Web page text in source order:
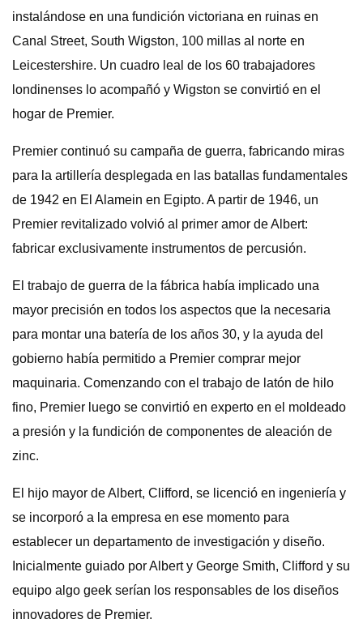
instalándose en una fundición victoriana en ruinas en
Canal Street, South Wigston, 100 millas al norte en
Leicestershire. Un cuadro leal de los 60 trabajadores
londinenses lo acompañó y Wigston se convirtió en el
hogar de Premier.
Premier continuó su campaña de guerra, fabricando miras
para la artillería desplegada en las batallas fundamentales
de 1942 en El Alamein en Egipto. A partir de 1946, un
Premier revitalizado volvió al primer amor de Albert:
fabricar exclusivamente instrumentos de percusión.
El trabajo de guerra de la fábrica había implicado una
mayor precisión en todos los aspectos que la necesaria
para montar una batería de los años 30, y la ayuda del
gobierno había permitido a Premier comprar mejor
maquinaria. Comenzando con el trabajo de latón de hilo
fino, Premier luego se convirtió en experto en el moldeado
a presión y la fundición de componentes de aleación de
zinc.
El hijo mayor de Albert, Clifford, se licenció en ingeniería y
se incorporó a la empresa en ese momento para
establecer un departamento de investigación y diseño.
Inicialmente guiado por Albert y George Smith, Clifford y su
equipo algo geek serían los responsables de los diseños
innovadores de Premier.